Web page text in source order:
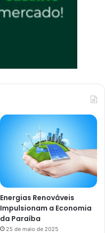
Energias Renováveis
Impulsionam a Economia
da Paraíba
25 de maio de 2025